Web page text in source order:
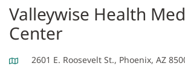
Valleywise Health
Center
2601 E. Roosevelt St., Phoenix, AZ